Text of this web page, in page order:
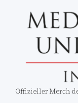
Offizieller Merch